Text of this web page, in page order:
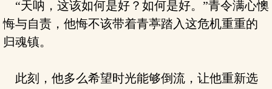
“天呐，这该如何是好？如何是好。”青令满心懊
悔与自责，他悔不该带着青葶踏入这危机重重的
归魂镇。
此刻，他多么希望时光能够倒流，让他重新选